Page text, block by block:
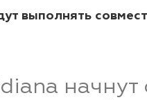
выполнять